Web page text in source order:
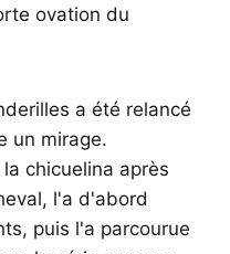
ovation du
a été relancé
un mirage.
chicuelina après
l'a d'abord
puis l'a parcourue